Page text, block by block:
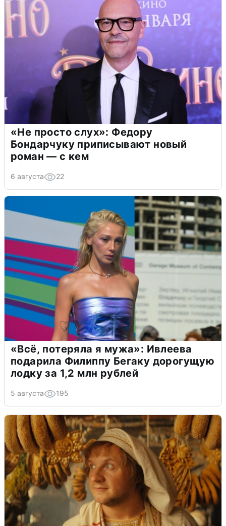
«Не просто слух»: Федору
Бондарчуку приписывают новый
роман — с кем
6 августа 22
«Всё, потеряла я мужа»: Ивлеева
подарила Филиппу Бегаку дорогущую
лодку за 1,2 млн рублей
5 августа 195